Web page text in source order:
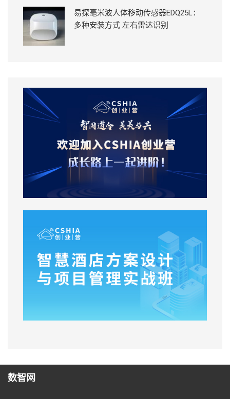
易探毫米波人体移动传感器EDQ25L：
多种安装方式 左右雷达识别
数智网